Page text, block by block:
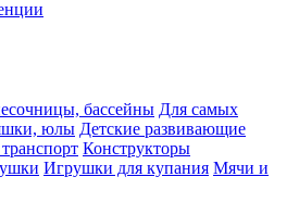
бассейны Для самых
юлы Детские развивающие
Конструкторы
Игрушки для купания Мячи и